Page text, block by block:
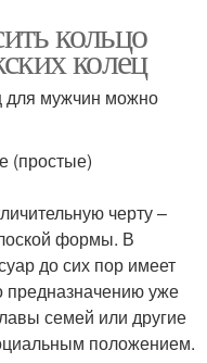
кольцо
колец
для мужчин можно
(простые)
черту –
формы. В
до сих пор имеет
предназначению уже
семей или другие
положением.